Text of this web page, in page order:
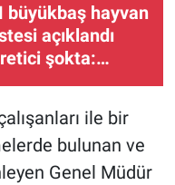
büyükbaş hayvan
açıklandı
şokta:
düve ve inek
ile bir
bulunan ve
Genel Müdür